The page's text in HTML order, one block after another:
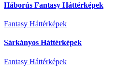
Háborús Fantasy Háttérképek
Fantasy Háttérképek
Sárkányos Háttérképek
Fantasy Háttérképek